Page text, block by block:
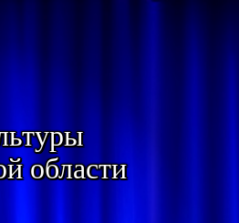
области